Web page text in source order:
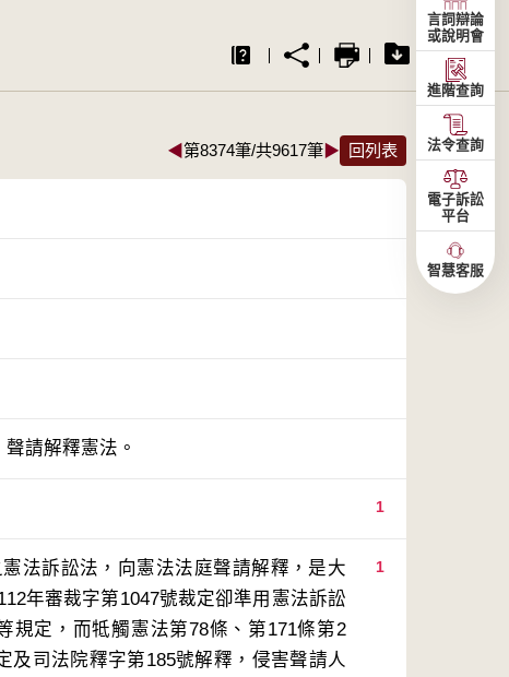
◀第8374筆/共9617筆▶ 回列表
請解釋憲法。
1
1
法訴訟法，向憲法法庭聲請解釋，是大
年審裁字第1047號裁定卻準用憲法訴訟
規定，而牴觸憲法第78條、第171條第2
及司法院釋字第185號解釋，侵害聲請人
言詞辯論
或說明會
進階查詢
法令查詢
電子訴訟
平台
智慧客服